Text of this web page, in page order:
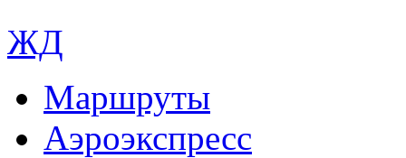
ЖД
Маршруты
Аэроэкспресс